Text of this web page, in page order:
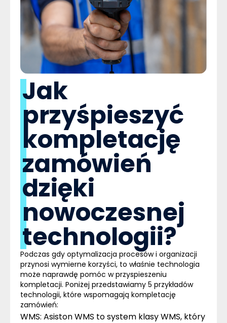
Jak
przyśpieszyć
kompletację
zamówień
dzięki
nowoczesnej
technologii?
Podczas gdy optymalizacja procesów i organizacji
przynosi wymierne korzyści, to właśnie technologia
może naprawdę pomóc w przyspieszeniu
kompletacji. Poniżej przedstawiamy 5 przykładów
technologii, które wspomagają kompletację
zamówień:
WMS: Asiston WMS tosystem klasy WMS, który